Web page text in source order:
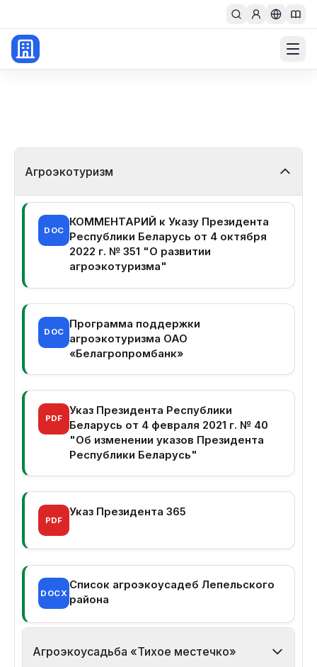
Главная
Агроэкотуризм
DOC
КОММЕНТАРИЙ к Указу Президента
Республики Беларусь от 4 октября
2022 г. № 351 "О развитии
агроэкотуризма"
DOC
Программа поддержки
агроэкотуризма ОАО
«Белагропромбанк»
PDF
Указ Президента Республики
Беларусь от 4 февраля 2021 г. № 40
"Об изменении указов Президента
Республики Беларусь"
PDF
Указ Президента 365
DOCX
Список агроэкоусадеб Лепельского
района
Агроэкоусадьба «Тихое местечко»